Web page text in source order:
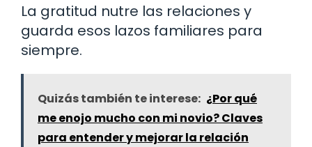
La gratitud nutre las relaciones y
guarda esos lazos familiares para
siempre.
Quizás también te interese: ¿Por qué
me enojo mucho con mi novio? Claves
para entender y mejorar la relación